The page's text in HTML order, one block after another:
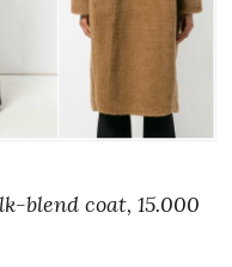
blend coat, 15.000